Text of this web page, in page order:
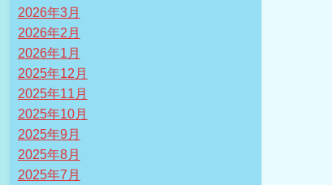
2026年3月
2026年2月
2026年1月
2025年12月
2025年11月
2025年10月
2025年9月
2025年8月
2025年7月